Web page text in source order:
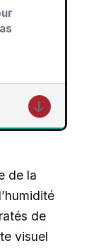
↓
de la
de
visuel